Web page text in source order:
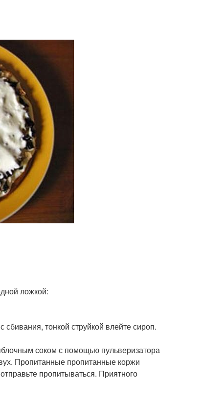
ложкой:
тонкой струйкой влейте сироп.
соком с помощью пульверизатора
Пропитанные пропитанные коржи
пропитываться. Приятного